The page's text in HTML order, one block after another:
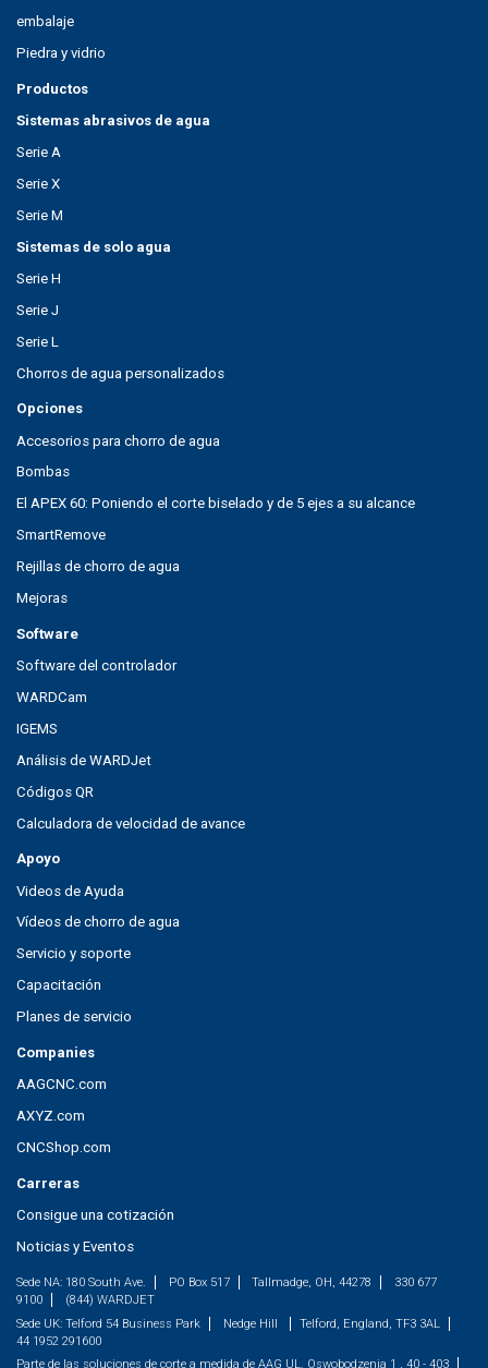
embalaje
Piedra y vidrio
Productos
Sistemas abrasivos de agua
Serie A
Serie X
Serie M
Sistemas de solo agua
Serie H
Serie J
Serie L
Chorros de agua personalizados
Opciones
Accesorios para chorro de agua
Bombas
El APEX 60: Poniendo el corte biselado y de 5 ejes a su alcance
SmartRemove
Rejillas de chorro de agua
Mejoras
Software
Software del controlador
WARDCam
IGEMS
Análisis de WARDJet
Códigos QR
Calculadora de velocidad de avance
Apoyo
Videos de Ayuda
Vídeos de chorro de agua
Servicio y soporte
Capacitación
Planes de servicio
Companies
AAGCNC.com
AXYZ.com
CNCShop.com
Carreras
Consigue una cotización
Noticias y Eventos
Sede NA: 180 South Ave. PO Box 517 Tallmadge, OH, 44278
330 677
9100
(844) WARDJET
Sede UK: Telford 54 Business Park Nedge Hill
Telford, England, TF3 3AL
44 1952 291600
Parte de las soluciones de corte a medida de AAG UL. Oswobodzenia 1 , 40 - 403